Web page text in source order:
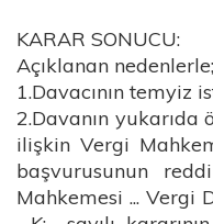
KARAR SONUCU:
Açıklanan nedenlerle;
1.Davacının temyiz
2.Davanın yukarıda
ilişkin Vergi
başvurusunun
Mahkemesi ... Vergi